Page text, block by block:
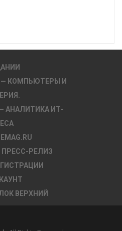
— КОМПЬЮТЕРЫ И
— АНАЛИТИКА ИТ-
ПРЕСС-РЕЛИЗ
ВЕРХНИЙ